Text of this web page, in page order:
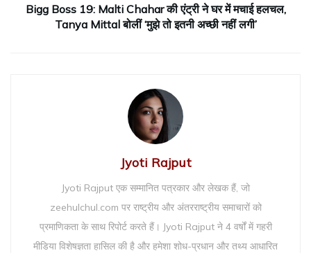
Bigg Boss 19: Malti Chahar की एंट्री ने घर में मचाई हलचल,
Tanya Mittal बोलीं ‘मुझे तो इतनी अच्छी नहीं लगी’
Jyoti Rajput
Jyoti Rajput एक सम्मानित पत्रकार और लेखक हैं, जो
zeehulchul.com पर राष्ट्रीय और अंतरराष्ट्रीय समाचारों को
प्रमाणिकता के साथ रिपोर्ट करते हैं। Jyoti Rajput ने 4 वर्षों में गहरी
मीडिया विशेषज्ञता हासिल की है और हमेशा शोध-प्रधान और तथ्य आधारित